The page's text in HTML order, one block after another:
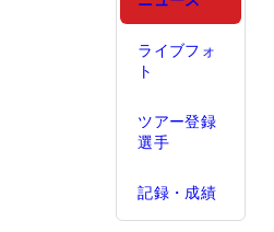
ライブフォ
ト
ツアー登録
選手
記録・成績